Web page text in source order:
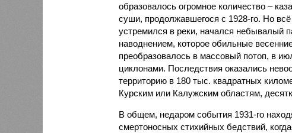
образовалось огромное количество –
суши, продолжавшегося с 1928-го. Но
устремился в реки, начался небывалый
наводнением, которое обильные
преобразовалось в массовый потоп, в
циклонами. Последствия оказались
территорию в 180 тыс. квадратных
Курским или Калужским областям,
В общем, недаром события 1931-го
смертоносных стихийных бедствий,